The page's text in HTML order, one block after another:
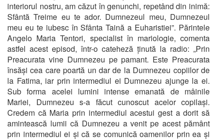
interiorul nostru, am căzut în genunchi, repetând din inimă:
Sfântă Treime eu te ador. Dumnezeul meu, Dumnezeul
meu eu te iubesc în Sfânta Taină a Euharistiei”. Părintele
Angelo Maria Tentori, specialist în mariologie, comenta
astfel acest episod, într-o cateheză ținută la radio: „Prin
Preacurata vine Dumnezeu pe pamant. Este Preacurata
însăși cea care poartă un dar de la Dumnezeu copiilor de
la Fatima, iar prin intermediul ei Dumnezeu ajunge la ei.
Sub forma acelei lumini intense emanată de mâinile
Mariei, Dumnezeu s-a făcut cunoscut acelor copilași.
Credem că Maria prin intermediul acestui gest a dorit să
amintească lumii că Dumnezeu a venit pe acest pământ
prin intermediul ei și că se comunică oamenilor prin ea și